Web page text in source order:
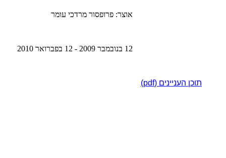
אוצר: פרופסור מרדכי עומר
12 בנובמבר 2009 - 12 בפברואר 2010
תוכן העניינים (pdf)